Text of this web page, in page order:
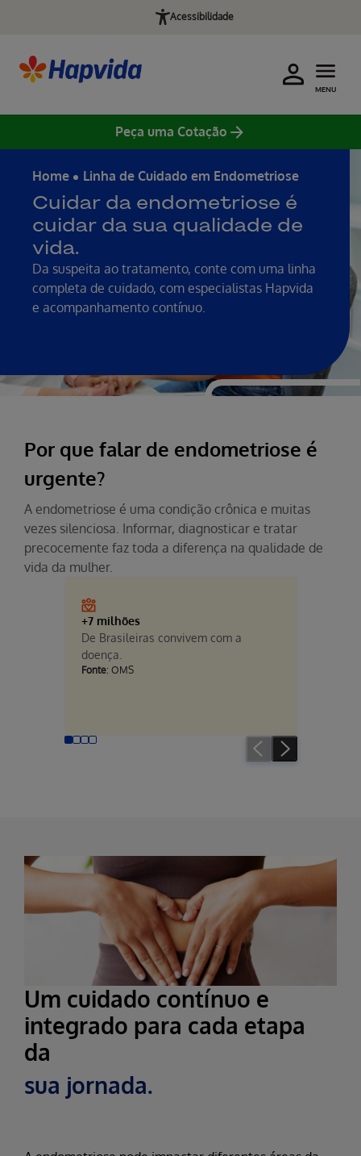
Acessibilidade
MENU
Peça uma Cotação
Home Linha de Cuidado em Endometriose
Cuidar da endometriose é
cuidar da sua qualidade de
vida.
Da suspeita ao tratamento, conte com uma linha
completa de cuidado, com especialistas Hapvida
e acompanhamento contínuo.
Por que falar de endometriose é
urgente?
A endometriose é uma condição crônica e muitas
vezes silenciosa. Informar, diagnosticar e tratar
precocemente faz toda a diferença na qualidade de
vida da mulher.
+7 milhões
De Brasileiras convivem com a
doença.
Fonte: OMS
Um cuidado contínuo e
integrado para cada etapa
da
sua jornada.